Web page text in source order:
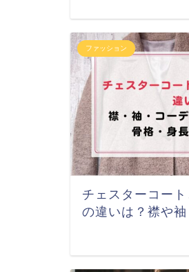
ファッション
チェスターコー
の違いは？襟や